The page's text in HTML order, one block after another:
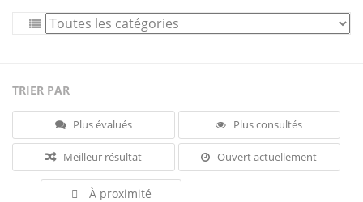
TRIER PAR
Plus évalués Plus consultés
Meilleur résultat Ouvert actuellement
À proximité